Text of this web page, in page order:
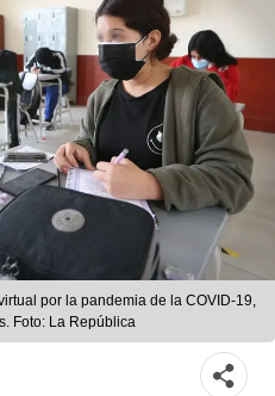
por la pandemia de la COVID-19,
Foto: La República